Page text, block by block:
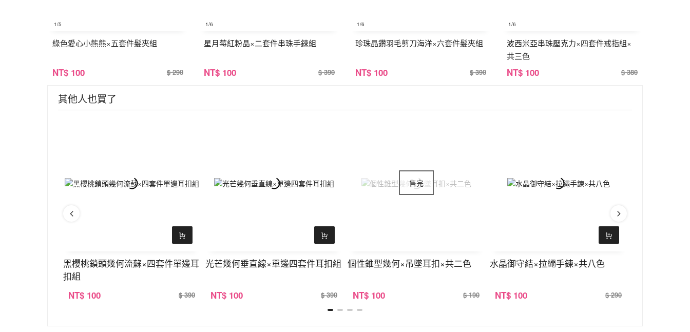
1/5
綠色愛心小熊熊×五套件髮夾組
NT$ 100 $ 290
1/6
星月莓紅粉晶×二套件串珠手鍊組
NT$ 100 $ 390
1/6
珍珠晶鑽羽毛剪刀海洋×六套件髮夾組
NT$ 100 $ 390
1/6
波西米亞串珠壓克力×四套件戒指組×
共三色
NT$ 100 $ 380
其他人也買了
黑櫻桃鎖頭幾何流蘇×四套件單邊耳
扣組
NT$ 100 $ 390
光芒幾何垂直線×單邊四套件耳扣組
NT$ 100 $ 390
個性錐型幾何×吊墜耳扣×共二色
NT$ 100 $ 190
水晶御守結×拉繩手鍊×共八色
NT$ 100 $ 290